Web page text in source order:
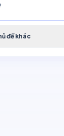
đề khác